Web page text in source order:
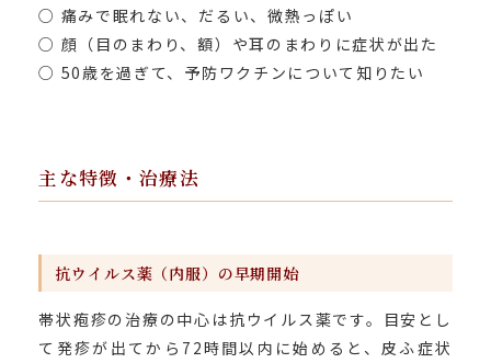
○ 痛みで眠れない、だるい、微熱っぽい
○ 顔（目のまわり、額）や耳のまわりに症状が出た
○ 50歳を過ぎて、予防ワクチンについて知りたい
主な特徴・治療法
抗ウイルス薬（内服）の早期開始
帯状疱疹の治療の中心は抗ウイルス薬です。目安とし
て発疹が出てから72時間以内に始めると、皮ふ症状
形成外科